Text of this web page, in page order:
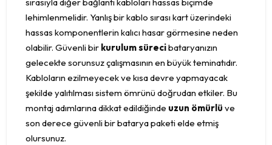
lehimlenmelidir. Yanlış bir kablo sırası kart üzerindeki
hassas komponentlerin kalıcı hasar görmesine neden
olabilir. Güvenli bir kurulum sürecibataryanızın
gelecekte sorunsuz çalışmasının en büyük teminatıdır.
Kabloların ezilmeyecek ve kısa devre yapmayacak
şekilde yalıtılması sistem ömrünü doğrudan etkiler. Bu
montaj adımlarına dikkat edildiğinde uzun ömürlü ve
son derece güvenli bir batarya paketi elde etmiş
olursunuz.